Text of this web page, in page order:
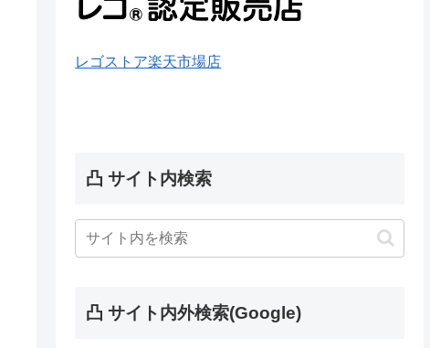
レゴストア楽天市場店
凸 サイト内検索
凸 サイト内外検索(Google)